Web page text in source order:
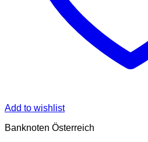
Add to wishlist
Banknoten Österreich